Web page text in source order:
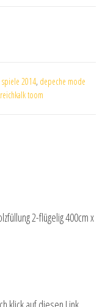
2014, depeche mode
toom
2-flügelig 400cm x